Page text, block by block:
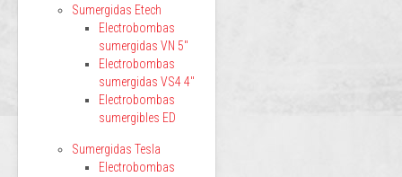
Sumergidas Etech
Electrobombas
sumergidas VN 5"
Electrobombas
sumergidas VS4 4"
Electrobombas
sumergibles ED
Sumergidas Tesla
Electrobombas